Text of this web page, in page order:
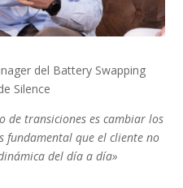
del Battery Swapping
Silence
de transiciones es cambiar los
fundamental que el cliente no
del día a día»